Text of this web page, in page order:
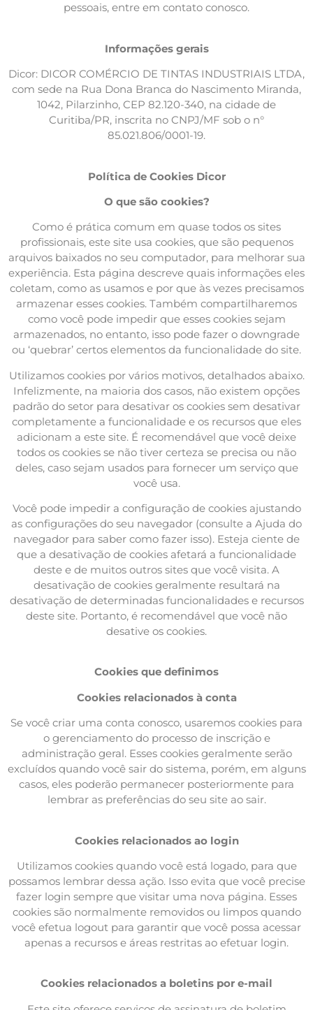
pessoais, entre em contato conosco.
Informações gerais
Dicor: DICOR COMÉRCIO DE TINTAS INDUSTRIAIS LTDA,
com sede na Rua Dona Branca do Nascimento Miranda,
1042, Pilarzinho, CEP 82.120-340, na cidade de
Curitiba/PR, inscrita no CNPJ/MF sob o n°
85.021.806/0001-19.
Política de Cookies Dicor
O que são cookies?
Como é prática comum em quase todos os sites
profissionais, este site usa cookies, que são pequenos
arquivos baixados no seu computador, para melhorar sua
experiência. Esta página descreve quais informações eles
coletam, como as usamos e por que às vezes precisamos
armazenar esses cookies. Também compartilharemos
como você pode impedir que esses cookies sejam
armazenados, no entanto, isso pode fazer o downgrade
ou ‘quebrar’ certos elementos da funcionalidade do site.
Utilizamos cookies por vários motivos, detalhados abaixo.
Infelizmente, na maioria dos casos, não existem opções
padrão do setor para desativar os cookies sem desativar
completamente a funcionalidade e os recursos que eles
adicionam a este site. É recomendável que você deixe
todos os cookies se não tiver certeza se precisa ou não
deles, caso sejam usados ​​para fornecer um serviço que
você usa.
Você pode impedir a configuração de cookies ajustando
as configurações do seu navegador (consulte a Ajuda do
navegador para saber como fazer isso). Esteja ciente de
que a desativação de cookies afetará a funcionalidade
deste e de muitos outros sites que você visita. A
desativação de cookies geralmente resultará na
desativação de determinadas funcionalidades e recursos
deste site. Portanto, é recomendável que você não
desative os cookies.
Cookies que definimos
Cookies relacionados à conta
Se você criar uma conta conosco, usaremos cookies para
o gerenciamento do processo de inscrição e
administração geral. Esses cookies geralmente serão
excluídos quando você sair do sistema, porém, em alguns
casos, eles poderão permanecer posteriormente para
lembrar as preferências do seu site ao sair.
Cookies relacionados ao login
Utilizamos cookies quando você está logado, para que
possamos lembrar dessa ação. Isso evita que você precise
fazer login sempre que visitar uma nova página. Esses
cookies são normalmente removidos ou limpos quando
você efetua logout para garantir que você possa acessar
apenas a recursos e áreas restritas ao efetuar login.
Cookies relacionados a boletins por e-mail